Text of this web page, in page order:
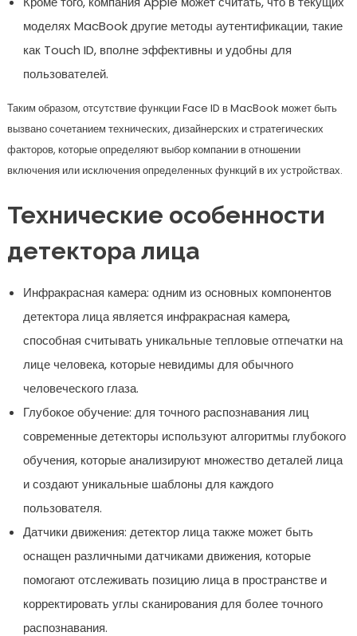
моделях MacBook другие методы аутентификации, такие
как Touch ID, вполне эффективны и удобны для
пользователей.
Таким образом, отсутствие функции Face ID в MacBook может быть
вызвано сочетанием технических, дизайнерских и стратегических
факторов, которые определяют выбор компании в отношении
включения или исключения определенных функций в их устройствах.
Технические особенности
детектора лица
Инфракрасная камера: одним из основных компонентов
детектора лица является инфракрасная камера,
способная считывать уникальные тепловые отпечатки на
лице человека, которые невидимы для обычного
человеческого глаза.
Глубокое обучение: для точного распознавания лиц
современные детекторы используют алгоритмы глубокого
обучения, которые анализируют множество деталей лица
и создают уникальные шаблоны для каждого
пользователя.
Датчики движения: детектор лица также может быть
оснащен различными датчиками движения, которые
помогают отслеживать позицию лица в пространстве и
корректировать углы сканирования для более точного
распознавания.